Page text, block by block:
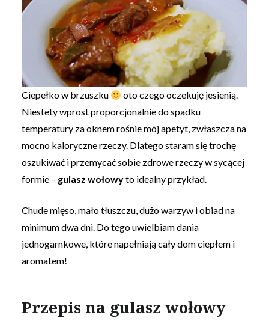
Ciepełko w brzuszku
oto czego oczekuję jesienią.
Niestety wprost proporcjonalnie do spadku
temperatury za oknem rośnie mój apetyt, zwłaszcza na
mocno kaloryczne rzeczy. Dlatego staram się trochę
oszukiwać i przemycać sobie zdrowe rzeczy w sycącej
formie – gulasz wołowyto idealny przykład.
Chude mięso, mało tłuszczu, dużo warzyw i obiad na
minimum dwa dni. Do tego uwielbiam dania
jednogarnkowe, które napełniają cały dom ciepłem i
aromatem!
Przepis na gulasz wołowy